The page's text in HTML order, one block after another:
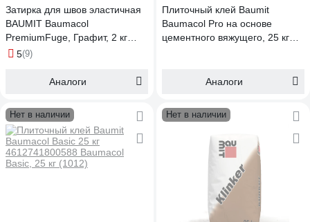
Затирка для швов эластичная
BAUMIT Baumacol
PremiumFuge, Графит, 2 кг
(1622)
5(9)
Аналоги
Плиточный клей Baumit
Baumacol Pro на основе
цементного вяжущего, 25 кг
Аналоги
Нет в наличии Нет в наличии